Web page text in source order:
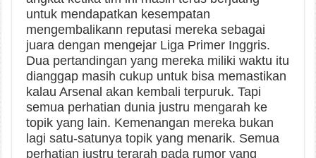
untuk mendapatkan kesempatan
mengembalikann reputasi mereka sebagai
juara dengan mengejar Liga Primer Inggris.
Dua pertandingan yang mereka miliki waktu itu
dianggap masih cukup untuk bisa memastikan
kalau Arsenal akan kembali terpuruk. Tapi
semua perhatian dunia justru mengarah ke
topik yang lain. Kemenangan mereka bukan
lagi satu-satunya topik yang menarik. Semua
perhatian justru terarah pada rumor yang